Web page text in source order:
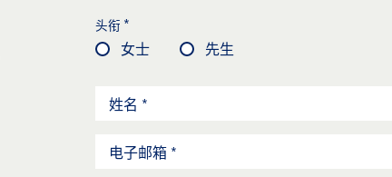
头衔 *
女士
先生